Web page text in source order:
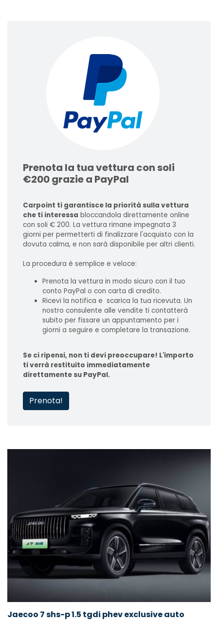
Prenota la tua vettura con soli
€200 grazie a PayPal
Carpoint ti garantisce la priorità sulla vettura
che ti interessa bloccandola direttamente online
con soli € 200. La vettura rimane impegnata 3
giorni per permetterti di finalizzare l'acquisto con la
dovuta calma, e non sarà disponibile per altri clienti.
La procedura è semplice e veloce:
Prenota la vettura in modo sicuro con il tuo
conto PayPal o con carta di credito.
Ricevi la notifica e scarica la tua ricevuta. Un
nostro consulente alle vendite ti contatterà
subito per fissare un appuntamento per i
giorni a seguire e completare la transazione.
Se ci ripensi, non ti devi preoccupare! L'importo
ti verrà restituito immediatamente
direttamente su PayPal.
Prenota!
Jaecoo 7 shs-p 1.5 tgdi phev exclusive auto